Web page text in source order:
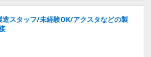
造スタッフ/未経験OK/アクスタなどの製